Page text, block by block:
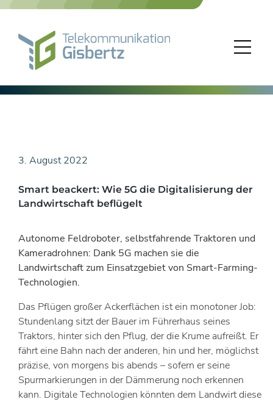
Skip
3. August 2022
Smart beackert: Wie 5G die Digitalisierung der
Landwirtschaft beflügelt
Autonome Feldroboter, selbstfahrende Traktoren und
Kameradrohnen: Dank 5G machen sie die
Landwirtschaft zum Einsatzgebiet von Smart-Farming-
Technologien.
Das Pflügen großer Ackerflächen ist ein monotoner Job:
Stundenlang sitzt der Bauer im Führerhaus seines
Traktors, hinter sich den Pflug, der die Krume aufreißt. Er
fährt eine Bahn nach der anderen, hin und her, möglichst
präzise, von morgens bis abends – sofern er seine
Spurmarkierungen in der Dämmerung noch erkennen
kann. Digitale Technologien könnten dem Landwirt diese